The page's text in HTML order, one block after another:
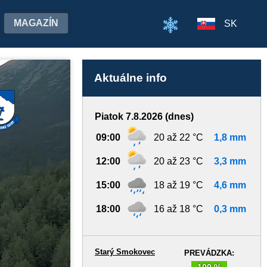
MAGAZÍN SK
Aktuálne info
Piatok 7.8.2026 (dnes)
09:00 20 až 22 °C 1,8 mm
12:00 20 až 23 °C 3,3 mm
15:00 18 až 19 °C 4,6 mm
18:00 16 až 18 °C 0,3 mm
PREVÁDZKA:
Starý Smokovec